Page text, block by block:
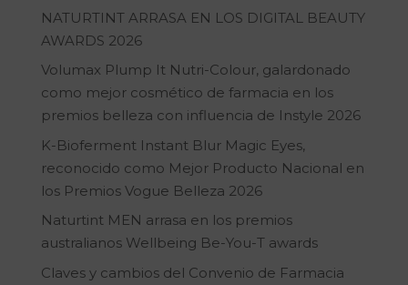
NATURTINT ARRASA EN LOS DIGITAL BEAUTY
AWARDS 2026
Volumax Plump It Nutri-Colour, galardonado
como mejor cosmético de farmacia en los
premios belleza con influencia de Instyle 2026
K-Bioferment Instant Blur Magic Eyes,
reconocido como Mejor Producto Nacional en
los Premios Vogue Belleza 2026
Naturtint MEN arrasa en los premios
australianos Wellbeing Be-You-T awards
Claves y cambios del Convenio de Farmacia